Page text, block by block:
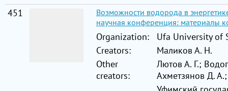
451
Возможности водорода в
научная конференция: материалы
Organization:
Ufa University of
Creators:
Маликов А. Н.
Other
creators:
Лютов А. Г.;
Ахметзянов Д.